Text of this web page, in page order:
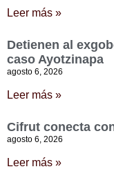
Leer más »
Detienen al
caso Ayotzinapa
agosto 6, 2026
Leer más »
Cifrut conecta
agosto 6, 2026
Leer más »